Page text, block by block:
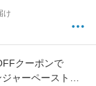
け
クーポンで
ャーペーストEX